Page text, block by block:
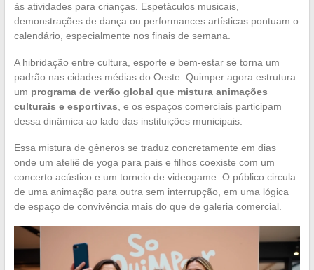
às atividades para crianças. Espetáculos musicais,
demonstrações de dança ou performances artísticas pontuam o
calendário, especialmente nos finais de semana.
A hibridação entre cultura, esporte e bem-estar se torna um
padrão nas cidades médias do Oeste. Quimper agora estrutura
um programa de verão global que mistura animações
culturais e esportivas , e os espaços comerciais participam
dessa dinâmica ao lado das instituições municipais.
Essa mistura de gêneros se traduz concretamente em dias
onde um ateliê de yoga para pais e filhos coexiste com um
concerto acústico e um torneio de videogame. O público circula
de uma animação para outra sem interrupção, em uma lógica
de espaço de convivência mais do que de galeria comercial.